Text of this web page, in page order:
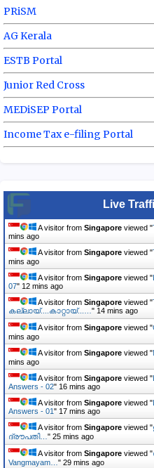
PRiSM
AG Kerala
ESTB Portal
Junior Red Cross
MEDiSEP Portal
Income Tax e-filing Portal
Live
A visitor from Singapore viewed "
mins ago
A visitor from Singapore viewed "
mins ago
A visitor from Singapore viewed "
07" 12 mins ago
A visitor from Singapore viewed "
കല്ലായ്....കാറ്റായ്...…" 14 mins ago
A visitor from Singapore viewed "
mins ago
A visitor from Singapore viewed "
mins ago
A visitor from Singapore viewed "
Answers - 02" 16 mins ago
A visitor from Singapore viewed "
Answers - 01" 17 mins ago
A visitor from Singapore viewed "
ദ്രൗപതി…" 25 mins ago
A visitor from Singapore viewed "
Vangmayam…" 29 mins ago